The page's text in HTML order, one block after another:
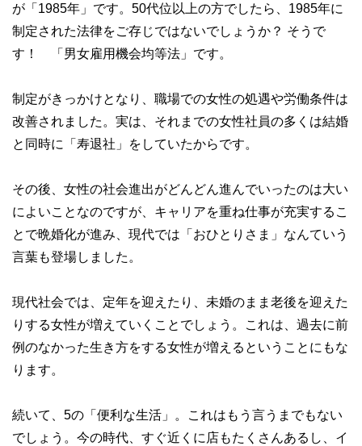
が「1985年」です。50代位以上の方でしたら、1985年に
制定された法律をご存じではないでしょうか？ そうで
す！ 「男女雇用機会均等法」です。
制定がきっかけとなり、職場での女性の処遇や労働条件は
改善されました。実は、それまでの女性社員の多くは結婚
と同時に「寿退社」をしていたからです。
その後、女性の社会進出がどんどん進んでいったのは大い
によいことなのですが、キャリアを重ね仕事が充実するこ
とで晩婚化が進み、現代では「おひとりさま」なんていう
言葉も登場しました。
現代社会では、定年を迎えたり、未婚のまま老後を迎えた
りする女性が増えていくことでしょう。これは、過去に前
例のなかった生き方をする女性が増えるということにもな
ります。
続いて、5の「便利な生活」。これはもう言うまでもない
でしょう。今の時代、すぐ近くに店もたくさんあるし、イ